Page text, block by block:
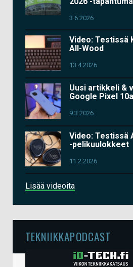
3.6.2026
Video: Testissä
All-Wood
13.4.2026
Uusi artikkeli &
Google Pixel 10a
9.3.2026
Video: Testissä
-pelikuulokkeet
11.2.2026
Lisää videoita
TEKNIIKKAPODCAST